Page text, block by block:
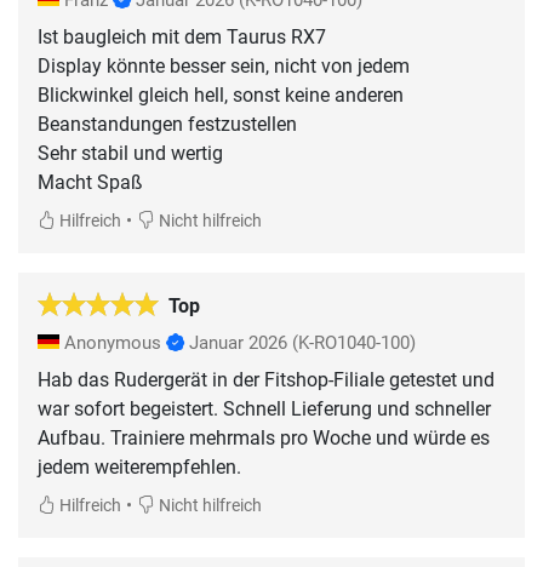
Ist baugleich mit dem Taurus RX7
Display könnte besser sein, nicht von jedem
Blickwinkel gleich hell, sonst keine anderen
Beanstandungen festzustellen
Sehr stabil und wertig
Macht Spaß
Hilfreich • Nicht hilfreich
Top
Anonymous Januar 2026 (K-RO1040-100)
Hab das Rudergerät in der Fitshop-Filiale getestet und
war sofort begeistert. Schnell Lieferung und schneller
Aufbau. Trainiere mehrmals pro Woche und würde es
jedem weiterempfehlen.
Hilfreich • Nicht hilfreich